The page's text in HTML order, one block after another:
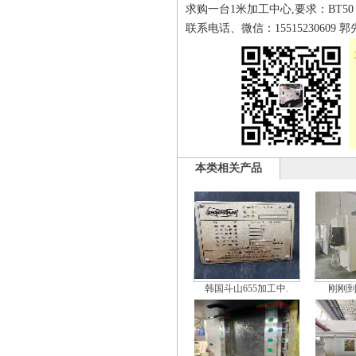
求购一台1米加工中心,要求：
联系电话、微信：15515230609 郭
本类相关产品
韩国斗山655加工中. 刚刚